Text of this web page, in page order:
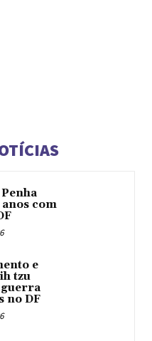
com
e
tzu
guerra
no DF